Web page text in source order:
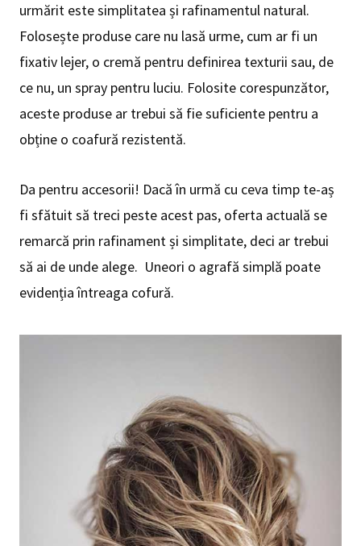
urmărit este simplitatea și rafinamentul natural.
Folosește produse care nu lasă urme, cum ar fi un
fixativ lejer, o cremă pentru definirea texturii sau, de
ce nu, un spray pentru luciu. Folosite corespunzător,
aceste produse ar trebui să fie suficiente pentru a
obține o coafură rezistentă.
Da pentru accesorii! Dacă în urmă cu ceva timp te-aș
fi sfătuit să treci peste acest pas, oferta actuală se
remarcă prin rafinament și simplitate, deci ar trebui
să ai de unde alege. Uneori o agrafă simplă poate
evidenția întreaga cofură.